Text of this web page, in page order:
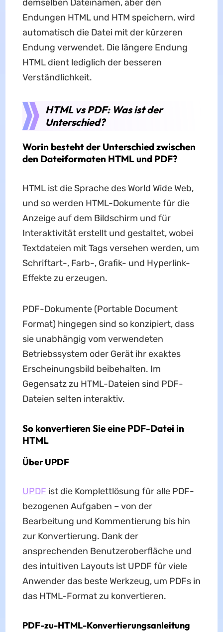
demselben Dateinamen, aber den
Endungen HTML und HTM speichern, wird
automatisch die Datei mit der kürzeren
Endung verwendet. Die längere Endung
HTML dient lediglich der besseren
Verständlichkeit.
HTML vs PDF: Was ist der
Unterschied?
Worin besteht der Unterschied zwischen
den Dateiformaten HTML und PDF?
HTML ist die Sprache des World Wide Web,
und so werden HTML-Dokumente für die
Anzeige auf dem Bildschirm und für
Interaktivität erstellt und gestaltet, wobei
Textdateien mit Tags versehen werden, um
Schriftart-, Farb-, Grafik- und Hyperlink-
Effekte zu erzeugen.
PDF-Dokumente (Portable Document
Format) hingegen sind so konzipiert, dass
sie unabhängig vom verwendeten
Betriebssystem oder Gerät ihr exaktes
Erscheinungsbild beibehalten. Im
Gegensatz zu HTML-Dateien sind PDF-
Dateien selten interaktiv.
So konvertieren Sie eine PDF-Datei in
HTML
Über UPDF
UPDF ist die Komplettlösung für alle PDF-
bezogenen Aufgaben – von der
Bearbeitung und Kommentierung bis hin
zur Konvertierung. Dank der
ansprechenden Benutzeroberfläche und
des intuitiven Layouts ist UPDF für viele
Anwender das beste Werkzeug, um PDFs in
das HTML-Format zu konvertieren.
PDF-zu-HTML-Konvertierungsanleitung